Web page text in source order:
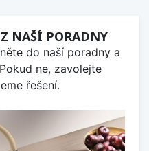
NAŠÍ PORADNY
do naší poradny a
ne, zavolejte
řešení.